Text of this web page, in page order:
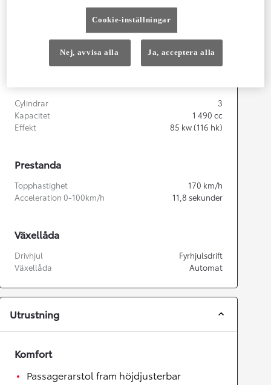
Cylindrar
3
Kapacitet
1 490 cc
Effekt
85 kw (116 hk)
Prestanda
Topphastighet 170 km/h
Acceleration 0-100km/h
11,8 sekunder
Växellåda
Drivhjul
Fyrhjulsdrift
Växellåda
Automat
Utrustning
Komfort
Passagerarstol fram höjdjusterbar
Cookie-inställningar
Nej, avvisa alla Ja, acceptera alla